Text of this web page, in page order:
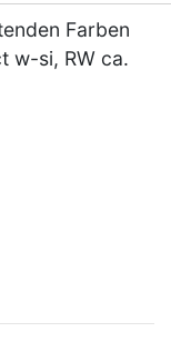
Farben
w-si, RW ca.